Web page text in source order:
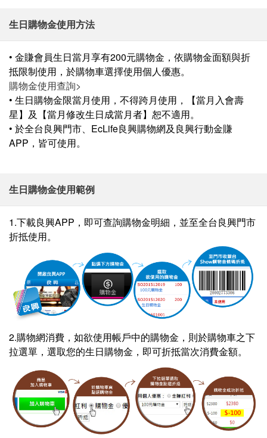
生日購物金使用方法
• 金賺會員生日當月享有200元購物金，依購物金面額與折
抵限制使用，於購物車選擇使用個人優惠。
購物金使用查詢>
• 生日購物金限當月使用，不得跨月使用，【當月入會壽
星】及【當月修改生日成當月者】恕不適用。
• 於全台良興門市、EcLife良興購物網及良興行動金賺
APP，皆可使用。
生日購物金使用範例
1.下載良興APP，即可查詢購物金明細，並至全台良興門市
折抵使用。
2.購物網消費，如欲使用帳戶中的購物金，則於購物車之下
拉選單，選取您的生日購物金，即可折抵當次消費金額。